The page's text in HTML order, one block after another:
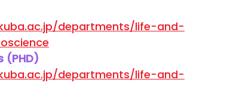
departments/life-and-
(PHD)
departments/life-and-